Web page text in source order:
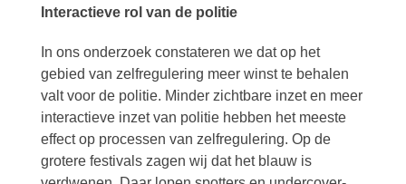
Interactieve rol van de politie
In ons onderzoek constateren we dat op het
gebied van zelfregulering meer winst te behalen
valt voor de politie. Minder zichtbare inzet en meer
interactieve inzet van politie hebben het meeste
effect op processen van zelfregulering. Op de
grotere festivals zagen wij dat het blauw is